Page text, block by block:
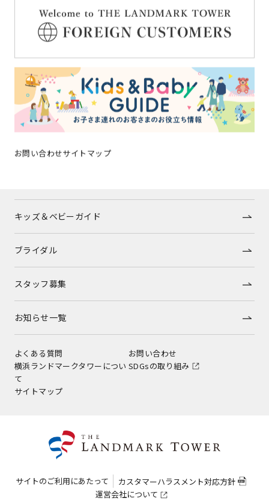
お問い合わせサイトマップ
グルメガイド
ショップトピックス
施設案内
アクセス
キッズ＆ベビーガイド
ブライダル
スタッフ募集
お知らせ一覧
よくある質問
お問い合わせ
横浜ランドマークタワーについ
て
SDGsの取り組み
サイトマップ
サイトのご利用にあたって
カスタマーハラスメント対応方針
運営会社について